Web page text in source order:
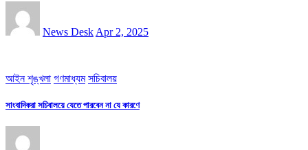
News Desk Apr 2, 2025
আইন শৃঙ্খলা গণমাধ্যম সচিবালয়
সাংবাদিকরা সচিবালয়ে যেতে পারবেন না যে কারণে